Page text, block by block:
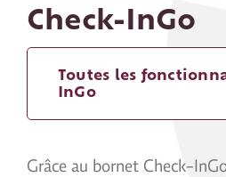
Check-InGo
Toutes les
InGo
Grâce au bornet Check-